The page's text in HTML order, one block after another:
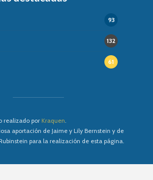
93
132
61
realizado por Kraquen.
aportación de Jaime y Lily Bernstein y de
para la realización de esta página.